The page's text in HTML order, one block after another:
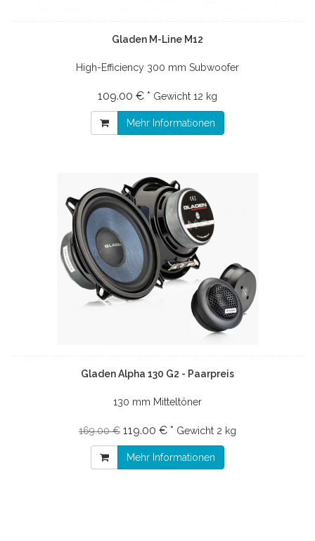
Gladen M-Line M12
High-Efficiency 300 mm Subwoofer
109.00 € * Gewicht 12 kg
Mehr Informationen
Gladen Alpha 130 G2 - Paarpreis
130 mm Mitteltöner
169.00 € 119.00 € * Gewicht 2 kg
Mehr Informationen